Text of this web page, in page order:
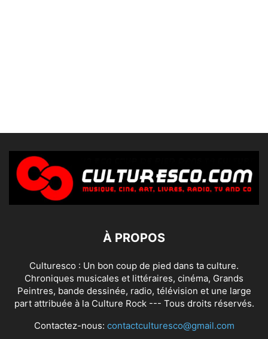
À PROPOS
Culturesco : Un bon coup de pied dans ta culture.
Chroniques musicales et littéraires, cinéma, Grands
Peintres, bande dessinée, radio, télévision et une large
part attribuée à la Culture Rock --- Tous droits réservés.
Contactez-nous: contactculturesco@gmail.com